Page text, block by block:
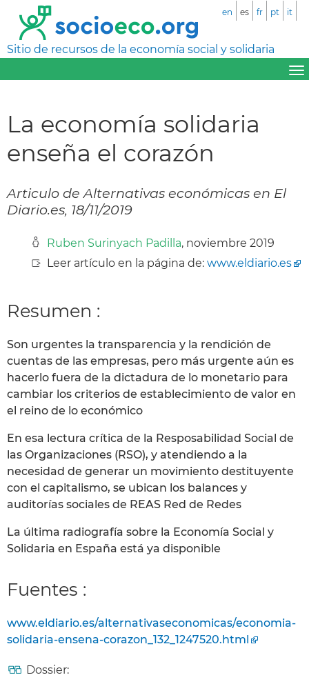
Sitio de recursos de la economía social y solidaria
en es fr pt it
La economía solidaria
enseña el corazón
Articulo de Alternativas económicas en El
Diario.es, 18/11/2019
Ruben Surinyach Padilla, noviembre 2019
Leer artículo en la página de: www.eldiario.es
Resumen :
Son urgentes la transparencia y la rendición de
cuentas de las empresas, pero más urgente aún es
hacerlo fuera de la dictadura de lo monetario para
cambiar los criterios de establecimiento de valor en
el reino de lo económico
En esa lectura crítica de la Resposabilidad Social de
las Organizaciones (RSO), y atendiendo a la
necesidad de generar un movimiento destituyente
con el capitalismo, se ubican los balances y
auditorías sociales de REAS Red de Redes
La última radiografía sobre la Economía Social y
Solidaria en España está ya disponible
Fuentes :
www.eldiario.es/alternativaseconomicas/economia-
solidaria-ensena-corazon_132_1247520.html
Dossier: